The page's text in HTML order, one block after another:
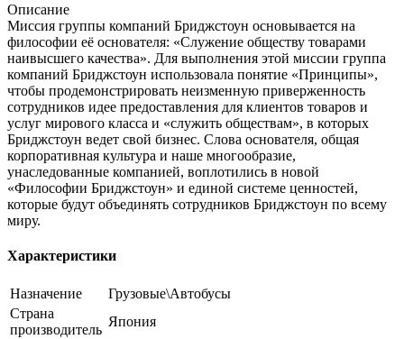
Описание
Миссия группы компаний Бриджстоун основывается на
философии её основателя: «Служение обществу товарами
наивысшего качества». Для выполнения этой миссии группа
компаний Бриджстоун использовала понятие «Принципы»,
чтобы продемонстрировать неизменную приверженность
сотрудников идее предоставления для клиентов товаров и
услуг мирового класса и «служить обществам», в которых
Бриджстоун ведет свой бизнес. Слова основателя, общая
корпоративная культура и наше многообразие,
унаследованные компанией, воплотились в новой
«Философии Бриджстоун» и единой системе ценностей,
которые будут объединять сотрудников Бриджстоун по всему
миру.
Характеристики
Назначение
Грузовые\Автобусы
Страна
производитель
Япония